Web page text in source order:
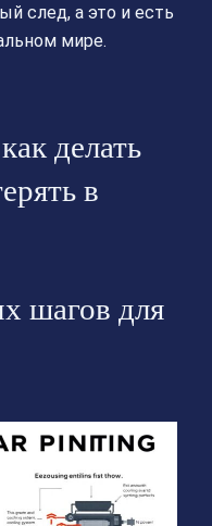
след, а это и есть
мире.
делать
в
шагов для